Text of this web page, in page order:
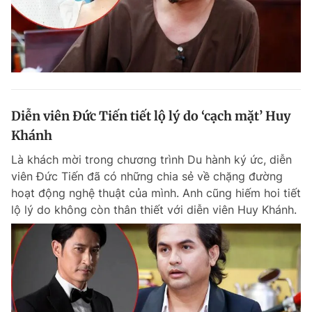
Diễn viên Đức Tiến tiết lộ lý do ‘cạch mặt’ Huy
Khánh
Là khách mời trong chương trình Du hành ký ức, diễn
viên Đức Tiến đã có những chia sẻ về chặng đường
hoạt động nghệ thuật của mình. Anh cũng hiếm hoi tiết
lộ lý do không còn thân thiết với diễn viên Huy Khánh.